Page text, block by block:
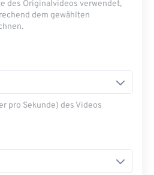
des Originalvideos verwendet,
dem gewählten
pro Sekunde) des Videos